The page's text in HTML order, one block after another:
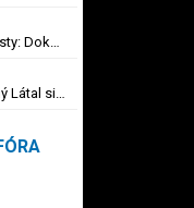
Etická komise rozdala tvrdé tresty: Dokonce i 30 měsíců! Pokazil si Šigut kariéru?
Trest útočníkovi Baníku. Zraněný Látal si nezahraje dva měsíce, dostal i pokutu